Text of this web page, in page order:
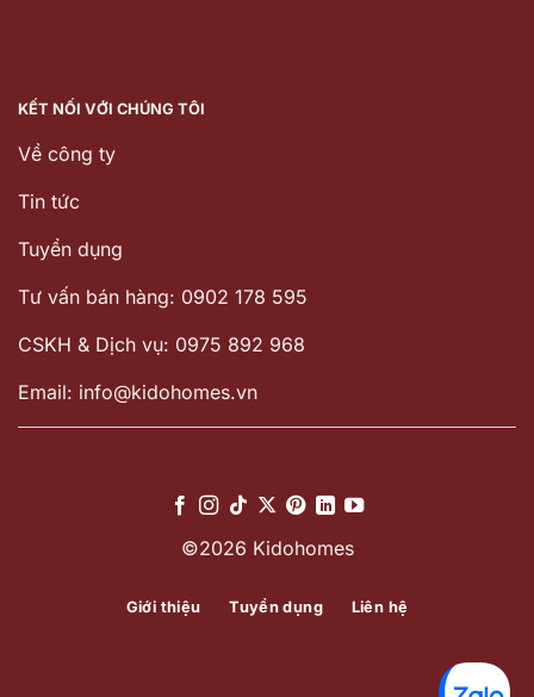
KẾT NỐI VỚI CHÚNG TÔI
Về công ty
Tin tức
Tuyển dụng
Tư vấn bán hàng: 0902 178 595
CSKH & Dịch vụ: 0975 892 968
Email: info@kidohomes.vn
©2026 Kidohomes
Giới thiệu Tuyển dụng Liên hệ